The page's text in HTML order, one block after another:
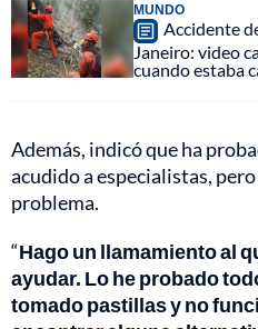
MUNDO
Accidente
Janeiro: video
cuando estaba
Además, indicó que ha
acudido a especialistas,
problema.
“Hago un llamamiento al
ayudar. Lo he probado
tomado pastillas y no